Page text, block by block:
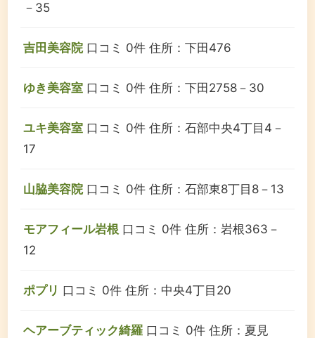
－35
吉田美容院 口コミ 0件 住所：下田476
ゆき美容室 口コミ 0件 住所：下田2758－30
ユキ美容室 口コミ 0件 住所：石部中央4丁目4－
17
山脇美容院 口コミ 0件 住所：石部東8丁目8－13
モアフィール岩根 口コミ 0件 住所：岩根363－
12
ポプリ 口コミ 0件 住所：中央4丁目20
ヘアーブティック綺羅 口コミ 0件 住所：夏見